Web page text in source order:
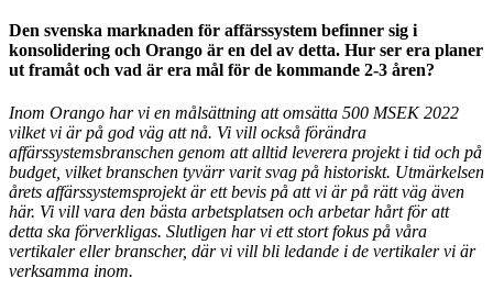
Den svenska marknaden för affärssystem befinner sig i
konsolidering och Orango är en del av detta. Hur ser era planer
ut framåt och vad är era mål för de kommande 2-3 åren?
Inom Orango har vi en målsättning att omsätta 500 MSEK 2022
vilket vi är på god väg att nå. Vi vill också förändra
affärssystemsbranschen genom att alltid leverera projekt i tid och på
budget, vilket branschen tyvärr varit svag på historiskt. Utmärkelsen
årets affärssystemsprojekt är ett bevis på att vi är på rätt väg även
här. Vi vill vara den bästa arbetsplatsen och arbetar hårt för att
detta ska förverkligas. Slutligen har vi ett stort fokus på våra
vertikaler eller branscher, där vi vill bli ledande i de vertikaler vi är
verksamma inom.